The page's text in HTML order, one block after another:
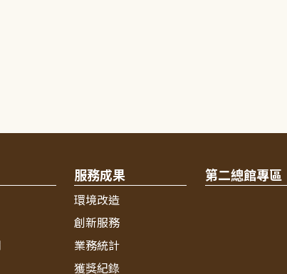
服務成果
環境改造
創新服務
業務統計
獲獎紀錄
第二總館專區